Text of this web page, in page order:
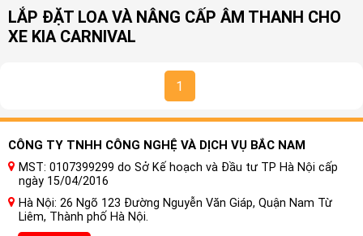
LẮP ĐẶT LOA VÀ NÂNG CẤP ÂM THANH CHO
XE KIA CARNIVAL
1
CÔNG TY TNHH CÔNG NGHỆ VÀ DỊCH VỤ BẮC NAM
MST: 0107399299 do Sở Kế hoạch và Đầu tư TP Hà Nội cấp
ngày 15/04/2016
Hà Nội: 26 Ngõ 123 Đường Nguyễn Văn Giáp, Quận Nam Từ
Liêm, Thành phố Hà Nội.